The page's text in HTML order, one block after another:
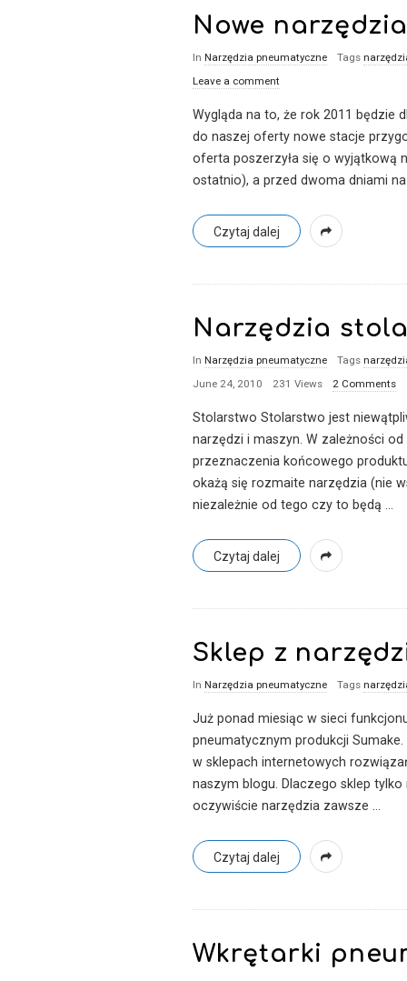
Nowe
In Narzędzia pneumatyczne Tags
Leave a comment
Wygląda na to, że rok 2011 będzie
do naszej oferty nowe stacje
oferta poszerzyła się o wyjątkową
ostatnio), a przed dwoma dniami
Czytaj dalej
Narzędzia
In Narzędzia pneumatyczne Tags
June 24, 2010
231 Views 2 Comments
Stolarstwo Stolarstwo jest
narzędzi i maszyn. W zależności
przeznaczenia końcowego
okażą się rozmaite narzędzia (nie
niezależnie od tego czy to będą
Czytaj dalej
Sklep z
In Narzędzia pneumatyczne Tags
Już ponad miesiąc w sieci
pneumatycznym produkcji
w sklepach internetowych
naszym blogu. Dlaczego sklep
oczywiście narzędzia zawsze
Czytaj dalej
Wkrętarki